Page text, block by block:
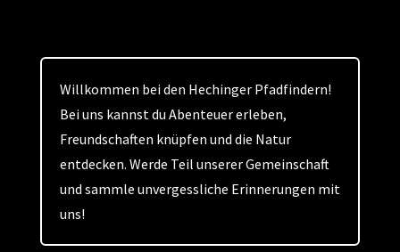
Willkommen bei den Hechinger Pfadfindern!
Bei uns kannst du Abenteuer erleben,
Freundschaften knüpfen und die Natur
entdecken. Werde Teil unserer Gemeinschaft
und sammle unvergessliche Erinnerungen mit
uns!